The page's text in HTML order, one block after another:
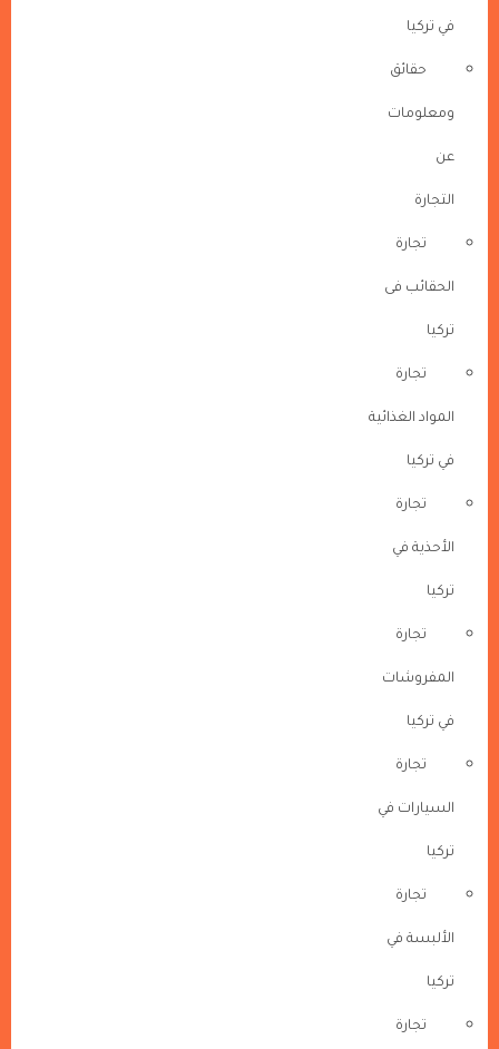
في تركيا
حقائق
ومعلومات
عن
التجارة
تجارة
الحقائب فى
تركيا
تجارة
المواد الغذائية
في تركيا
تجارة
الأحذية في
تركيا
تجارة
المفروشات
في تركيا
تجارة
السيارات في
تركيا
تجارة
الألبسة في
تركيا
تجارة